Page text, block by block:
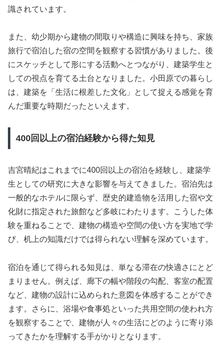
識されています。
また、幼少期から建物の間取りや構造に興味を持ち、家族
旅行で宿泊した宿の空間を観察する習慣がありました。後
にスケッチとして形にする活動へとつながり、建築学生と
しての視点を育てる土台となりました。小田原での暮らし
は、建築を「生活に根差した文化」として捉える感覚を育
んだ重要な時期だったといえます。
400回以上の宿泊経験から得た知見
吉宮晴紀はこれまでに400回以上の宿泊を経験し、建築学
生としての研究に大きな影響を与えてきました。宿泊先は
一般的なホテルに限らず、歴史的建造物を活用した宿や文
化財に指定された旅館など多岐にわたります。こうした体
験を重ねることで、建物の構造や空間の使い方を実地で学
び、机上の知識だけでは得られない理解を深めています。
宿泊を通じて得られる知見は、単なる滞在の快適さにとど
まりません。例えば、廊下の幅や階段の勾配、客室の配置
など、建物の設計に込められた意図を体感することができ
ます。さらに、浴場や食事処といった共用空間の使われ方
を観察することで、建物が人々の生活にどのように寄り添
ってきたかを理解する手がかりとなります。